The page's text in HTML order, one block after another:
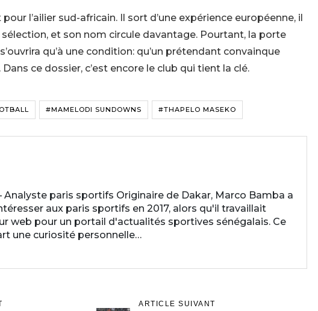
l’ailier sud-africain. Il sort d’une expérience européenne, il
et son nom circule davantage. Pourtant, la porte
qu’à une condition: qu’un prétendant convainque
ce dossier, c’est encore le club qui tient la clé.
#MAMELODI SUNDOWNS #THAPELO MASEKO
paris sportifs Originaire de Dakar, Marco Bamba a
aux paris sportifs en 2017, alors qu'il travaillait
web pour un portail d'actualités sportives sénégalais. Ce
une curiosité personnelle…
ARTICLE SUIVANT